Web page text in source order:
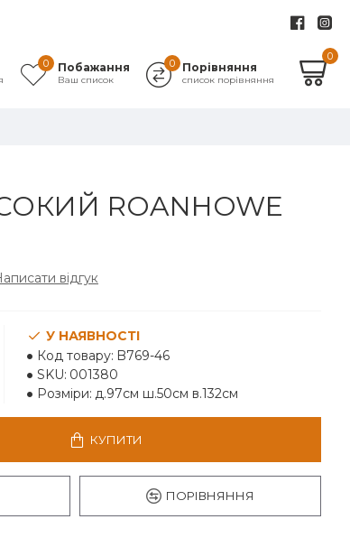
Побажання
Ваш список
0 Порівняння
список порівняння
0
0
ROANHOWE
відгук
У НАЯВНОСТІ
Код товару: B769-46
SKU: 001380
Розміри: д.97см ш.50см в.132см
КУПИТИ
ПОРІВНЯННЯ